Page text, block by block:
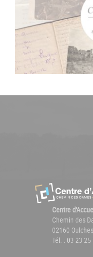
Centre
Chemin des
02160
Tél. : 03 23 25